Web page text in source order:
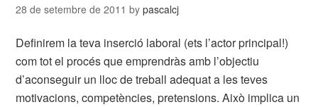
28 de setembre de 2011 bypascalcj
Definirem la teva inserció laboral (ets l’actor principal!)
com tot el procés que emprendràs amb l’objectiu
d’aconseguir un lloc de treball adequat a les teves
motivacions, competències, pretensions. Això implica un